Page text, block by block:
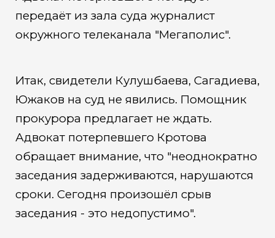
передаёт из зала суда журналист
окружного телеканала "Мегаполис".
Итак, свидетели Кулушбаева, Сагадиева,
Южаков на суд не явились. Помощник
прокурора предлагает не ждать.
Адвокат потерпевшего Кротова
обращает внимание, что "неоднократно
заседания задерживаются, нарушаются
сроки. Сегодня произошёл срыв
заседания - это недопустимо".